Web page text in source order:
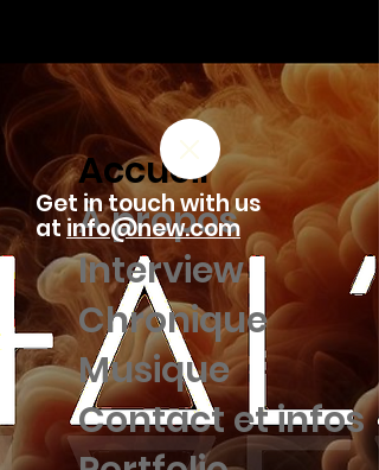
Accueil
À propos
Interview
Chronique
Musique
Contact et infos
Get in touch with us
atinfo@new.com